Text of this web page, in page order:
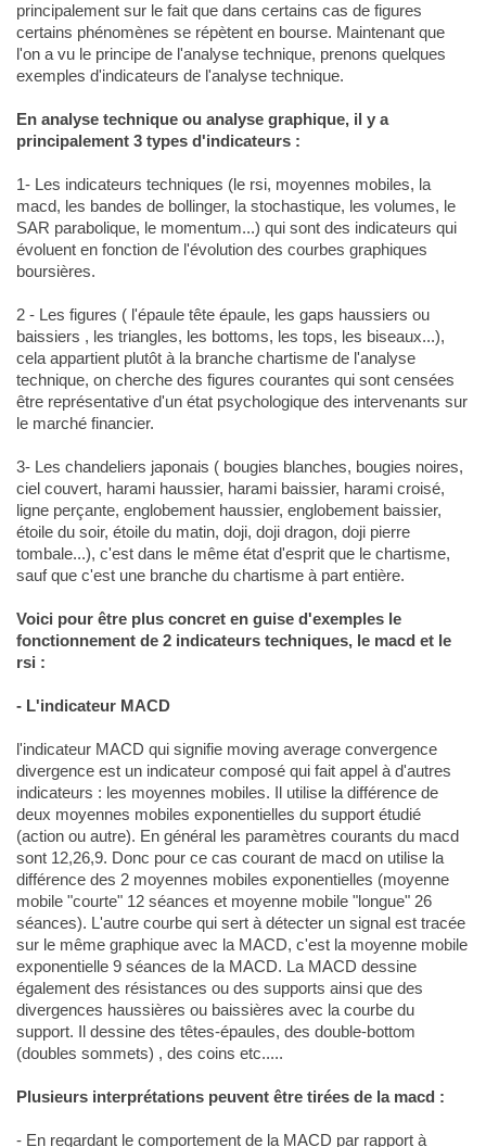
principalement sur le fait que dans certains cas de figures
certains phénomènes se répètent en bourse. Maintenant que
l'on a vu le principe de l'analyse technique, prenons quelques
exemples d'indicateurs de l'analyse technique.
En analyse technique ou analyse graphique, il y a
principalement 3 types d'indicateurs :
1- Les indicateurs techniques (le rsi, moyennes mobiles, la
macd, les bandes de bollinger, la stochastique, les volumes, le
SAR parabolique, le momentum...) qui sont des indicateurs qui
évoluent en fonction de l'évolution des courbes graphiques
boursières.
2 - Les figures ( l'épaule tête épaule, les gaps haussiers ou
baissiers , les triangles, les bottoms, les tops, les biseaux...),
cela appartient plutôt à la branche chartisme de l'analyse
technique, on cherche des figures courantes qui sont censées
être représentative d'un état psychologique des intervenants sur
le marché financier.
3- Les chandeliers japonais ( bougies blanches, bougies noires,
ciel couvert, harami haussier, harami baissier, harami croisé,
ligne perçante, englobement haussier, englobement baissier,
étoile du soir, étoile du matin, doji, doji dragon, doji pierre
tombale...), c'est dans le même état d'esprit que le chartisme,
sauf que c'est une branche du chartisme à part entière.
Voici pour être plus concret en guise d'exemples le
fonctionnement de 2 indicateurs techniques, le macd et le
rsi :
- L'indicateur MACD
l'indicateur MACD qui signifie moving average convergence
divergence est un indicateur composé qui fait appel à d'autres
indicateurs : les moyennes mobiles. Il utilise la différence de
deux moyennes mobiles exponentielles du support étudié
(action ou autre). En général les paramètres courants du macd
sont 12,26,9. Donc pour ce cas courant de macd on utilise la
différence des 2 moyennes mobiles exponentielles (moyenne
mobile "courte" 12 séances et moyenne mobile "longue" 26
séances). L'autre courbe qui sert à détecter un signal est tracée
sur le même graphique avec la MACD, c'est la moyenne mobile
exponentielle 9 séances de la MACD. La MACD dessine
également des résistances ou des supports ainsi que des
divergences haussières ou baissières avec la courbe du
support. Il dessine des têtes-épaules, des double-bottom
(doubles sommets) , des coins etc.....
Plusieurs interprétations peuvent être tirées de la macd :
- En regardant le comportement de la MACD par rapport à